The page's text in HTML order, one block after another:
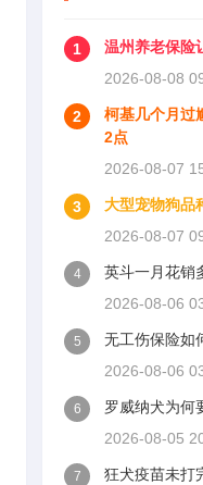
1
温州养老保险
2026-08-08
2
柯基几个月过
2点
2026-08-07
3
大型宠物狗品
2026-08-07
4
英斗一月花销
2026-08-06
5
无工伤保险如
2026-08-06
6
罗威纳犬为何
2026-08-05
7
狂犬疫苗未打